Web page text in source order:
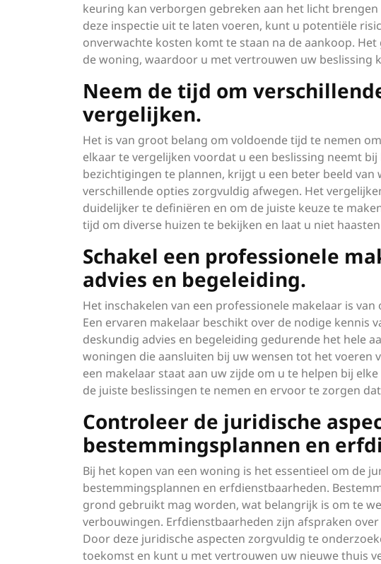
keuring kan verborgen gebreken aan het licht
deze inspectie uit te laten voeren, kunt u potentiële
onverwachte kosten komt te staan na de aankoop.
de woning, waardoor u met vertrouwen uw beslissing
Neem de tijd om
vergelijken.
Het is van groot belang om voldoende tijd te nemen
elkaar te vergelijken voordat u een beslissing neemt
bezichtigingen te plannen, krijgt u een beter beeld
verschillende opties zorgvuldig afwegen. Het
duidelijker te definiëren en om de juiste keuze te
tijd om diverse huizen te bekijken en laat u niet
Schakel een professionele
advies en begeleiding.
Het inschakelen van een professionele makelaar is
Een ervaren makelaar beschikt over de nodige kennis
deskundig advies en begeleiding gedurende het hele
woningen die aansluiten bij uw wensen tot het voeren
een makelaar staat aan uw zijde om u te helpen bij
de juiste beslissingen te nemen en ervoor te zorgen
Controleer de juridische
bestemmingsplannen en
Bij het kopen van een woning is het essentieel om de
bestemmingsplannen en erfdienstbaarheden.
grond gebruikt mag worden, wat belangrijk is om te
verbouwingen. Erfdienstbaarheden zijn afspraken
Door deze juridische aspecten zorgvuldig te
toekomst en kunt u met vertrouwen uw nieuwe thuis